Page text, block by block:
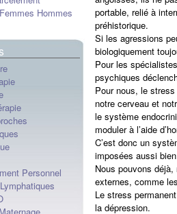
Hommes
Personnel
portable, relié à
préhistorique.
Si les agressions
biologiquement
Pour les
psychiques
Pour nous, le
notre cerveau et
le système
moduler à l’aide
C’est donc un
imposées aussi bien
Nous pouvons déjà,
externes, comme
Le stress
la dépression.